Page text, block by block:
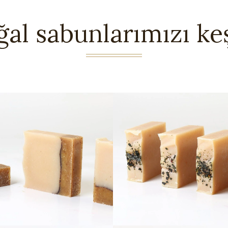
sabunlarımızı